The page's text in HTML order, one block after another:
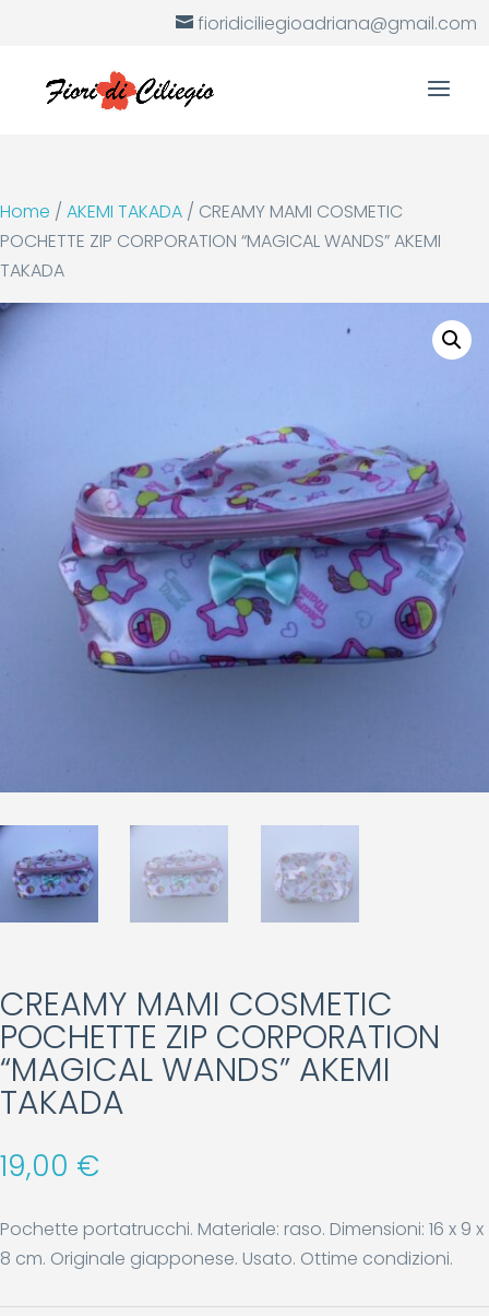
fioridiciliegioadriana@gmail.com
Home / AKEMI TAKADA / CREAMY MAMI COSMETIC
POCHETTE ZIP CORPORATION “MAGICAL WANDS” AKEMI
TAKADA
CREAMY MAMI COSMETIC
POCHETTE ZIP CORPORATION
“MAGICAL WANDS” AKEMI
TAKADA
19,00 €
Pochette portatrucchi. Materiale: raso. Dimensioni: 16 x 9 x
8 cm. Originale giapponese. Usato. Ottime condizioni.